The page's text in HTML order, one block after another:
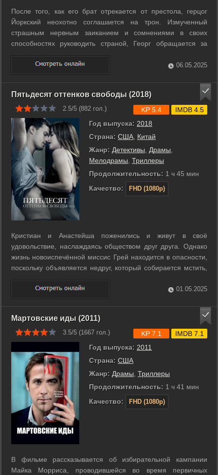
После того, как его брат отрекается от престола, герцог
Йоркский неохотно соглашается на трон. Измученный
страшным нервным заиканием и сомнениями в своих
способностях руководить страной, Георг обращается за
помощью к неортодоксальному логопеду по имени Лайонел
06.05.2025
Пятьдесят оттенков свободы (2018)
2.5/5 (882 гол.)
Год выпуска: 2018
Страна: США Китай
Жанр: Детективы Драмы
Мелодрамы Триллеры
Продолжительность: 1 ч 45 мин
Качество:
FHD (1080p)
KP 5.4 IMDB 4.5
Кристиан и Анастейша поженились и живут в своё
удовольствие, наслаждаясь обществом друг друга. Однако
жизнь новоиспечённой миссис Грей находится в опасности,
поскольку объявляется недруг, который собирается мстить,
используя свою богатую фантазию. Призраки прошлого
Кристиана вновь вернулись, а тучи над супругами
сгущаются всё сильнее. ...
01.05.2025
Мартовские иды (2011)
3.5/5 (1667 гол.)
Год выпуска: 2011
Страна: США
Жанр: Драмы Триллеры
Продолжительность: 1 ч 41 мин
Качество:
FHD (1080p)
KP 7.1 IMDB 7.1
В фильме рассказывается об избирательной кампании
Майка Морриса, проводившейся во время первичных